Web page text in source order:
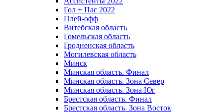
Гол + Пас 2022
Плей-офф
Витебская область
Гомельская область
Гродненская область
Могилевская область
Минск
Mинская область. Финал
Минская область. Зона Север
Минская область. Зона Юг
Брестская область. Финал
Брестская область. Зона Восток